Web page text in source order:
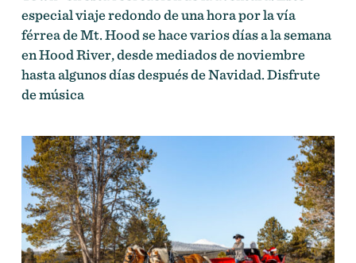
especial viaje redondo de una hora por la vía
férrea de Mt. Hood se hace varios días a la semana
en Hood River, desde mediados de noviembre
hasta algunos días después de Navidad. Disfrute
de música